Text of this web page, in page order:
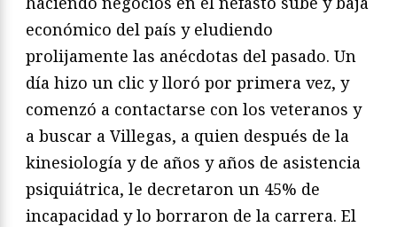
económico del país y eludiendo
prolijamente las anécdotas del pasado. Un
día hizo un clic y lloró por primera vez, y
comenzó a contactarse con los veteranos y
a buscar a Villegas, a quien después de la
kinesiología y de años y años de asistencia
psiquiátrica, le decretaron un 45% de
incapacidad y lo borraron de la carrera. El